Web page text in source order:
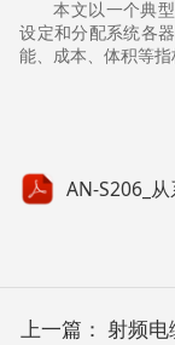
本文以一个典
设定和分配系统各
能、成本、体积等指
上一篇： 射频电